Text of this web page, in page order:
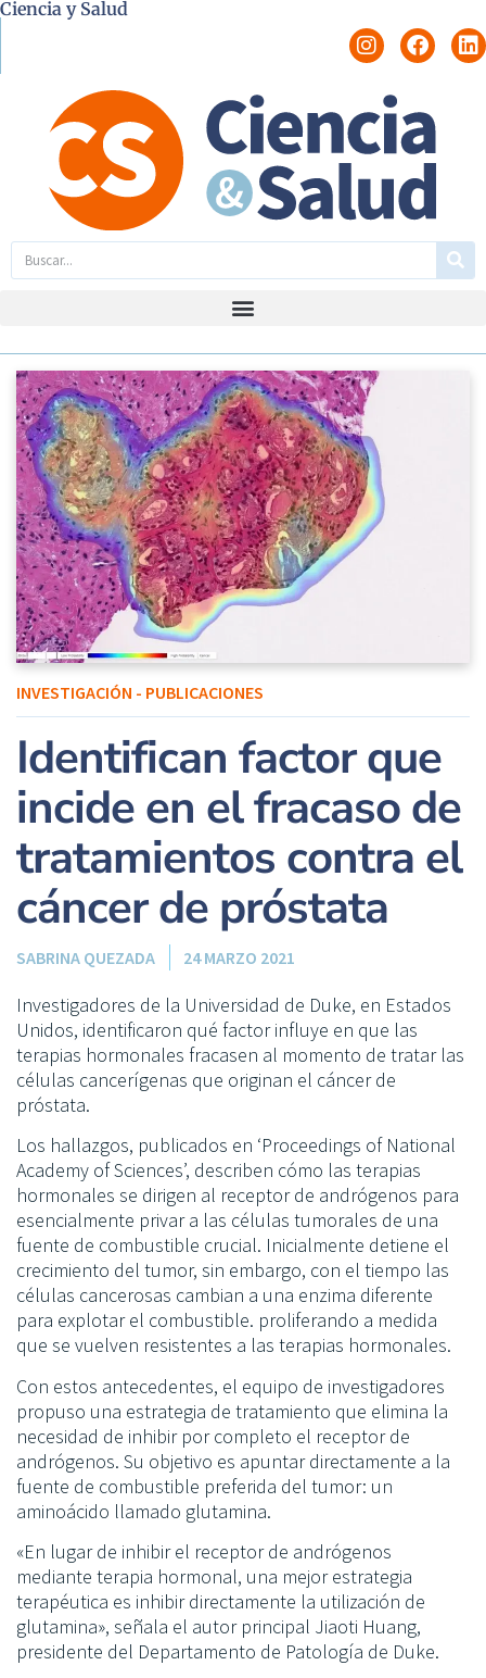
Ciencia y Salud
INVESTIGACIÓN - PUBLICACIONES
Identifican factor que
incide en el fracaso de
tratamientos contra el
cáncer de próstata
SABRINA QUEZADA 24 MARZO 2021
Investigadores de la Universidad de Duke, en Estados
Unidos, identificaron qué factor influye en que las
terapias hormonales fracasen al momento de tratar las
células cancerígenas que originan el cáncer de
próstata.
Los hallazgos, publicados en ‘Proceedings of National
Academy of Sciences’, describen cómo las terapias
hormonales se dirigen al receptor de andrógenos para
esencialmente privar a las células tumorales de una
fuente de combustible crucial. Inicialmente detiene el
crecimiento del tumor, sin embargo, con el tiempo las
células cancerosas cambian a una enzima diferente
para explotar el combustible. proliferando a medida
que se vuelven resistentes a las terapias hormonales.
Con estos antecedentes, el equipo de investigadores
propuso una estrategia de tratamiento que elimina la
necesidad de inhibir por completo el receptor de
andrógenos. Su objetivo es apuntar directamente a la
fuente de combustible preferida del tumor: un
aminoácido llamado glutamina.
«En lugar de inhibir el receptor de andrógenos
mediante terapia hormonal, una mejor estrategia
terapéutica es inhibir directamente la utilización de
glutamina», señala el autor principal Jiaoti Huang,
presidente del Departamento de Patología de Duke.